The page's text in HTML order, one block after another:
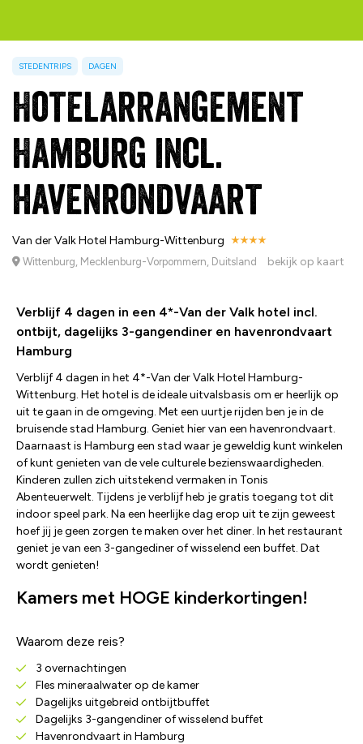
STEDENTRIPS DAGEN
Hotelarrangement
Hamburg incl.
havenrondvaart
Van der Valk Hotel Hamburg-Wittenburg
Wittenburg, Mecklenburg-Vorpommern, Duitsland bekijk op kaart
Verblijf 4 dagen in een 4*-Van der Valk hotel incl.
ontbijt, dagelijks 3-gangendiner en havenrondvaart
Hamburg
Verblijf 4 dagen in het 4*-Van der Valk Hotel Hamburg-
Wittenburg. Het hotel is de ideale uitvalsbasis om er heerlijk op
uit te gaan in de omgeving. Met een uurtje rijden ben je in de
bruisende stad Hamburg. Geniet hier van een havenrondvaart.
Daarnaast is Hamburg een stad waar je geweldig kunt winkelen
of kunt genieten van de vele culturele bezienswaardigheden.
Kinderen zullen zich uitstekend vermaken in Tonis
Abenteuerwelt. Tijdens je verblijf heb je gratis toegang tot dit
indoor speel park. Na een heerlijke dag erop uit te zijn geweest
hoef jij je geen zorgen te maken over het diner. In het restaurant
geniet je van een 3-gangediner of wisselend een buffet. Dat
wordt genieten!
Kamers met HOGE kinderkortingen!
Waarom deze reis?
3 overnachtingen
Fles mineraalwater op de kamer
Dagelijks uitgebreid ontbijtbuffet
Dagelijks 3-gangendiner of wisselend buffet
Havenrondvaart in Hamburg